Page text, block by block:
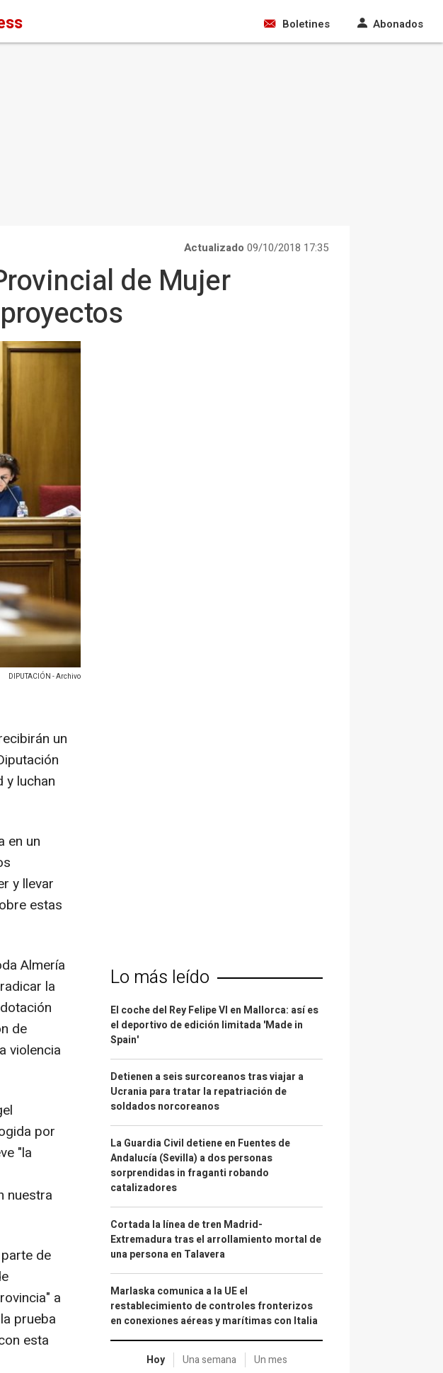
Boletines Abonados
Actualizado 09/10/2018 17:35
de Mujer
DIPUTACIÓN - Archivo
un
y luchan
en un
y llevar
estas
Almería
la
de
violencia
por
"la
nuestra
de
a
prueba
esta
Lo más leído
El coche del Rey Felipe VI en Mallorca: así es
el deportivo de edición limitada 'Made in
Spain'
Detienen a seis surcoreanos tras viajar a
Ucrania para tratar la repatriación de
soldados norcoreanos
La Guardia Civil detiene en Fuentes de
Andalucía (Sevilla) a dos personas
sorprendidas in fraganti robando
catalizadores
Cortada la línea de tren Madrid-
Extremadura tras el arrollamiento mortal de
una persona en Talavera
Marlaska comunica a la UE el
restablecimiento de controles fronterizos
en conexiones aéreas y marítimas con Italia
Hoy Una semana Un mes